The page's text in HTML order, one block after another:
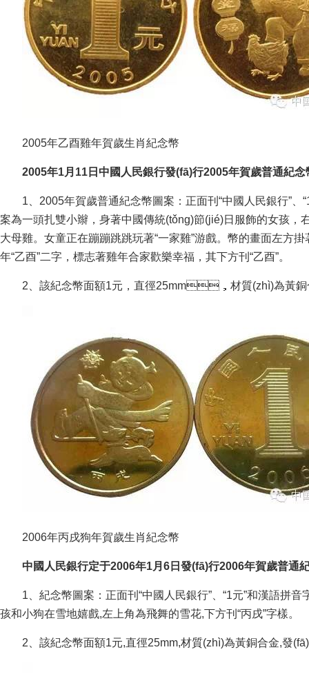
2005年乙酉雞年賀歲生肖紀念幣
2005年1月11日中國人民銀行發(fā)行2005年賀歲普通紀念
1、2005年賀歲普通紀念幣圖案：正面刊“中國人民銀行”、
案為一頭扎雙小辮，身著中國傳統(tǒng)節(jié)日服飾的女孩
大母雞。女童正在蹦蹦跳跳玩著“一家雞”游戲。幣的畫面左方
年“乙酉”二字，標志著雞年合家歡樂幸福，其下方刊“乙酉”。
2、該紀念幣面額1元，直徑25mm，材質(zhì)為黃銅合金
2006年丙戌狗年賀歲生肖紀念幣
中國人民銀行定于2006年1月6日發(fā)行2006年賀歲普通紀念
1、紀念幣圖案：正面刊“中國人民銀行”、“1元”和漢語
孩和小狗在雪地嬉戲,左上角為飛舞的雪花,下方刊“丙戌”字樣。
2、該紀念幣面額1元,直徑25mm,材質(zhì)為黃銅合金,發(fā)